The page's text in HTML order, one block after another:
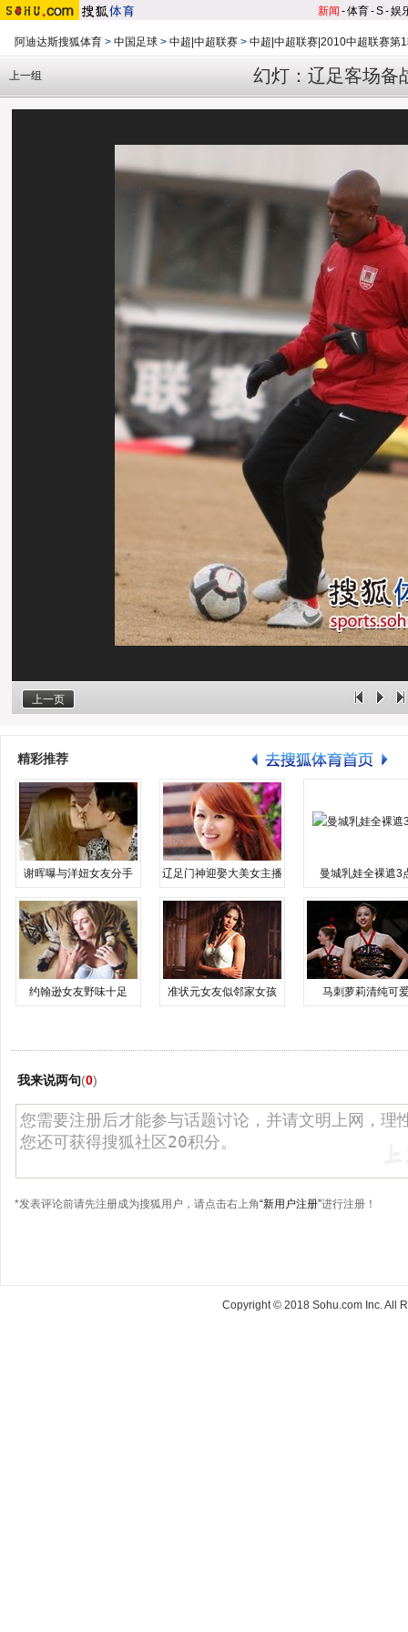
新闻 -体育-S-娱
阿迪达斯搜狐体育 > 中国足球 > 中超|中超联赛 > 中超|中超联赛|2010中超联赛第
幻灯：辽足客场备
上一组
上一页
精彩推荐
谢晖曝与洋妞女友分手 辽足门神迎娶大美女主播 曼城乳娃全裸遮3
约翰逊女友野味十足 准状元女友似邻家女孩 马刺萝莉清纯可
我来说两句(0)
*发表评论前请先注册成为搜狐用户，请点击右上角“新用户注册”进行注册！
Copyright © 2018 Sohu.com Inc. All